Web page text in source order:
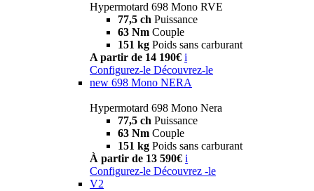
Hypermotard 698 Mono RVE
77,5 ch Puissance
63 Nm Couple
151 kg Poids sans carburant
A partir de 14 190€ i
Configurez-le Découvrez-le
new 698 Mono NERA
Hypermotard 698 Mono Nera
77,5 ch Puissance
63 Nm Couple
151 kg Poids sans carburant
À partir de 13 590€ i
Configurez-le Découvrez -le
V2